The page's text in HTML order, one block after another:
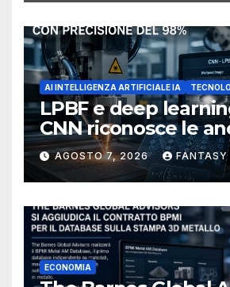
AI INTELLIGENZA ARTIFICIALE IA
LPBF e deep
CNN riconosce le
del bagno di fusione
AGOSTO 7, 2026 FANTASY
ECONOMIA